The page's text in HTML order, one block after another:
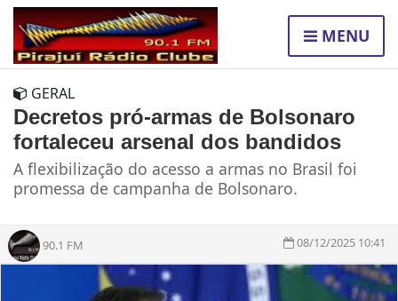
MENU
GERAL
Decretos pró-armas de Bolsonaro
fortaleceu arsenal dos bandidos
A flexibilização do acesso a armas no Brasil foi
promessa de campanha de Bolsonaro.
90.1 FM 08/12/2025 10:41